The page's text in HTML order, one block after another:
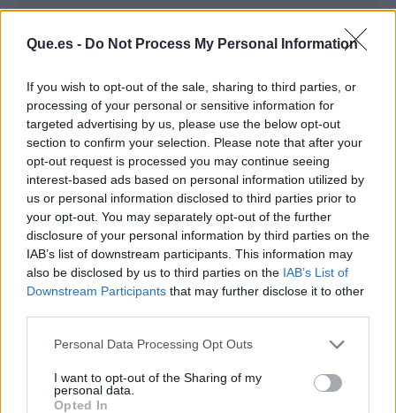
Que.es - Do Not Process My Personal Information
If you wish to opt-out of the sale, sharing to third parties, or
processing of your personal or sensitive information for
targeted advertising by us, please use the below opt-out
section to confirm your selection. Please note that after your
opt-out request is processed you may continue seeing
interest-based ads based on personal information utilized by
us or personal information disclosed to third parties prior to
your opt-out. You may separately opt-out of the further
disclosure of your personal information by third parties on the
IAB’s list of downstream participants. This information may
also be disclosed by us to third parties on the IAB’s List of
Downstream Participants that may further disclose it to other
Personal Data Processing Opt Outs
I want to opt-out of the Sharing of my
personal data.
Opted In
Publicidad